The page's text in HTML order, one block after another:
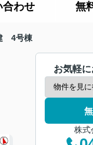
合わせ 無
4号棟
お気軽
株式